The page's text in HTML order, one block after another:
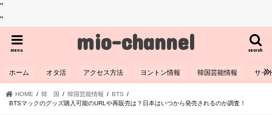
"
"
mio-channel search
menu
ホーム オタ活 アクセス方法 ヨントン情報 韓国芸能情報 サイ
HOME 韓 国 韓国芸能情報
BTS
BTSマックのグッズ購入可能のURLや再販売は？日本はいつから発売されるのか調査！